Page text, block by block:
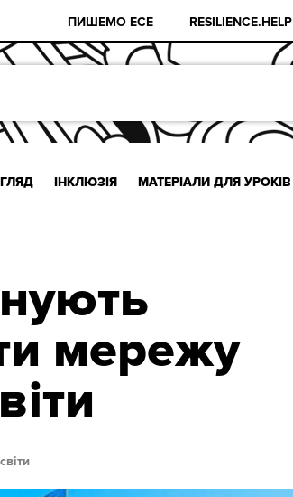
ПИШЕМО ЕСЕ RESILIENCE.HELP
ІНКЛЮЗІЯ МАТЕРІАЛИ ДЛЯ УРОКІВ
мережу